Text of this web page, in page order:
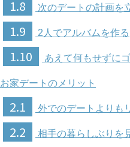
1.8 次のデートの計画を
1.9 2人でアルバムを作る
1.10 あえて何もせずに
お家デートのメリット
2.1 外でのデートよりも
2.2 相手の暮らしぶりを